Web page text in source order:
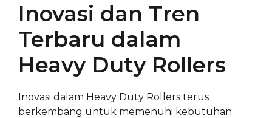
Inovasi dan Tren
Terbaru dalam
Heavy Duty Rollers
Inovasi dalam Heavy Duty Rollers terus
berkembang untuk memenuhi kebutuhan